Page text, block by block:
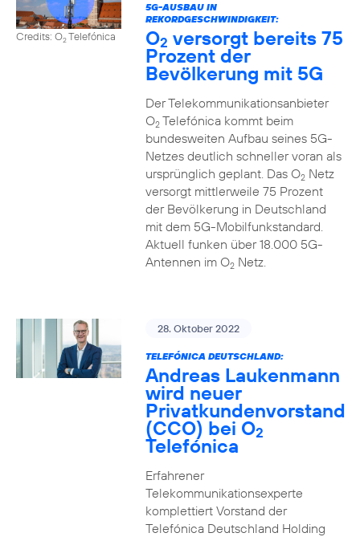
Credits: O2Telefónica
5G-AUSBAU IN
REKORDGESCHWINDIGKEIT:
O2 versorgt bereits 75
Prozent der
Bevölkerung mit 5G
Der Telekommunikationsanbieter
O2Telefónica kommt beim
bundesweiten Aufbau seines 5G-
Netzes deutlich schneller voran als
ursprünglich geplant. Das O2Netz
versorgt mittlerweile 75 Prozent
der Bevölkerung in Deutschland
mit dem 5G-Mobilfunkstandard.
Aktuell funken über 18.000 5G-
Antennen im O2Netz.
28. Oktober 2022
TELEFÓNICA DEUTSCHLAND:
Andreas Laukenmann
wird neuer
Privatkundenvorstand
(CCO) bei O2
Telefónica
Erfahrener
Telekommunikationsexperte
komplettiert Vorstand der
Telefónica Deutschland Holding